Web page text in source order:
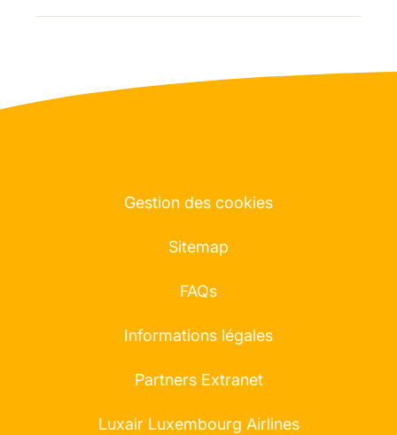
Gestion des cookies
Sitemap
FAQs
Informations légales
Partners Extranet
Luxair Luxembourg Airlines